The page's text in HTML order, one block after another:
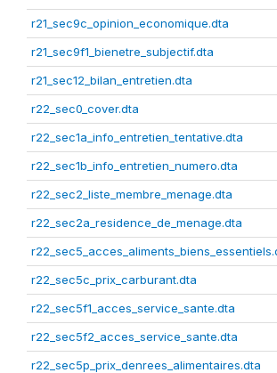
r21_sec9c_opinion_economique.dta
r21_sec9f1_bienetre_subjectif.dta
r21_sec12_bilan_entretien.dta
r22_sec0_cover.dta
r22_sec1a_info_entretien_tentative.dta
r22_sec1b_info_entretien_numero.dta
r22_sec2_liste_membre_menage.dta
r22_sec2a_residence_de_menage.dta
r22_sec5c_prix_carburant.dta
r22_sec5f1_acces_service_sante.dta
r22_sec5f2_acces_service_sante.dta
r22_sec5p_prix_denrees_alimentaires.dta